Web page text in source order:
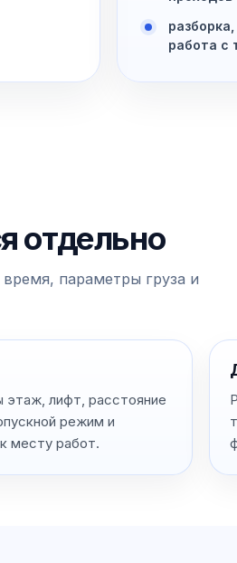
работа с
отдельно
параметры груза и
этаж, лифт, расстояние
режим и
месту работ.